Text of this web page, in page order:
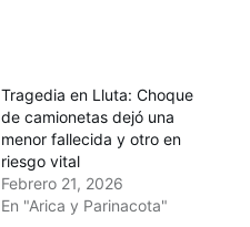
Tragedia en Lluta: Choque
de camionetas dejó una
menor fallecida y otro en
riesgo vital
Febrero 21, 2026
En "Arica y Parinacota"